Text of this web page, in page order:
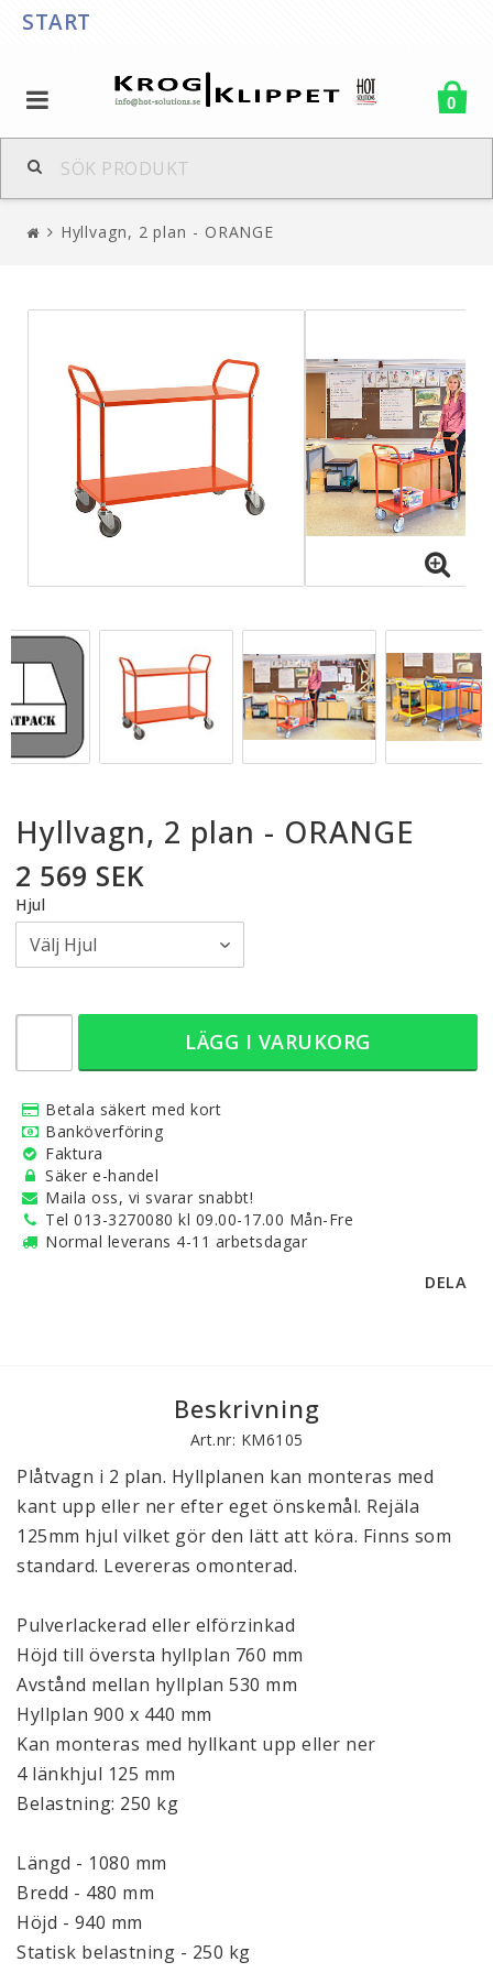
START
0
Hyllvagn, 2 plan - ORANGE
Hyllvagn, 2 plan - ORANGE
2 569 SEK
Hjul
LÄGG I VARUKORG
Betala säkert med kort
Banköverföring
Faktura
Säker e-handel
Maila oss, vi svarar snabbt!
Tel 013-3270080 kl 09.00-17.00 Mån-Fre
Normal leverans 4-11 arbetsdagar
DELA
Beskrivning
Art.nr: KM6105
Plåtvagn i 2 plan. Hyllplanen kan monteras med
kant upp eller ner efter eget önskemål. Rejäla
125mm hjul vilket gör den lätt att köra. Finns som
standard. Levereras omonterad.
Pulverlackerad eller elförzinkad
Höjd till översta hyllplan 760 mm
Avstånd mellan hyllplan 530 mm
Hyllplan 900 x 440 mm
Kan monteras med hyllkant upp eller ner
4 länkhjul 125 mm
Belastning: 250 kg
Längd - 1080 mm
Bredd - 480 mm
Höjd - 940 mm
Statisk belastning - 250 kg